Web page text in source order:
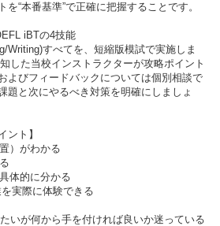
を“本番基準”で正確に把握することです。
iBTの4技能
Writing)すべてを、短縮版模試で実施しま
した当校インストラクターが攻略ポイント
よびフィードバックについては個別相談で
題と次にやるべき対策を明確にしましょ
ント】
）がわかる
体的に分かる
実際に体験できる
いが何から手を付ければ良いか迷っている